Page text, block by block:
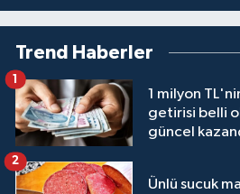
Trend Haberler
1 milyon
getirisi belli
güncel
1
Ünlü sucuk
2